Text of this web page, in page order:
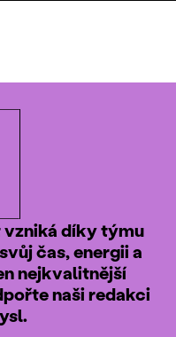
vzniká díky týmu
čas, energii a
nejkvalitnější
naši redakci